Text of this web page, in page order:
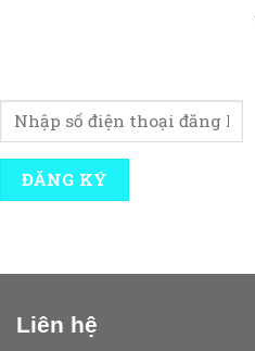
Liên hệ